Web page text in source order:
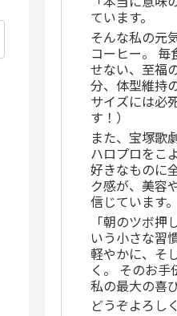
ています。
そんな私の元
コーヒー。 毎
せない、至福
分、体型維持
サイズには必
す！）
また、宝塚歌
ハロプロをこ
好きなものに
ク感が、美容
信じています。
「朝のツボ押
いう小さな習
軽やかに、そ
く。 そのお手
私の最大の喜
どうぞよろし